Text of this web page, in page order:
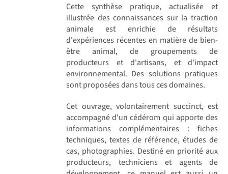
Cette synthèse pratique, actualisée et
illustrée des connaissances sur la traction
animale est enrichie de résultats
d'expériences récentes en matière de bien-
être animal, de groupements de
producteurs et d'artisans, et d'impact
environnemental. Des solutions pratiques
sont proposées dans tous ces domaines.
Cet ouvrage, volontairement succinct, est
accompagné d'un cédérom qui apporte des
informations complémentaires : fiches
techniques, textes de référence, études de
cas, photographies. Destiné en priorité aux
producteurs, techniciens et agents de